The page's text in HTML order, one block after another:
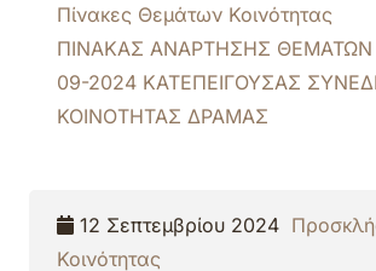
Πίνακες Θεμάτων Κοινότητας
ΠΙΝΑΚΑΣ ΑΝΑΡΤΗΣΗΣ ΘΕΜΑΤΩΝ
09-2024 ΚΑΤΕΠΕΙΓΟΥΣΑΣ
ΚΟΙΝΟΤΗΤΑΣ ΔΡΑΜΑΣ
12 Σεπτεμβρίου 2024
Κοινότητας